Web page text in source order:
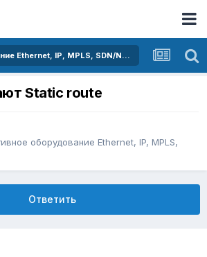
Активное оборудование Ethernet, IP, MPLS, SDN/NFV...
Static route
оборудование Ethernet, IP, MPLS,
Ответить